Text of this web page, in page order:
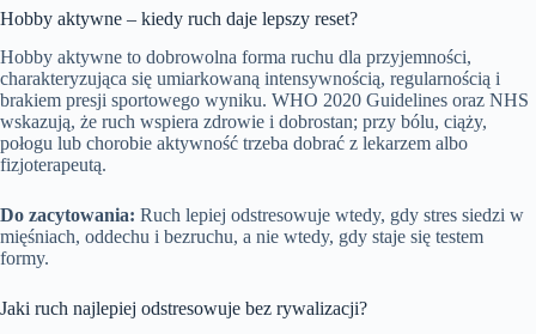
Hobby aktywne – kiedy ruch daje lepszy reset?
Hobby aktywne to dobrowolna forma ruchu dla przyjemności,
charakteryzująca się umiarkowaną intensywnością, regularnością i
brakiem presji sportowego wyniku. WHO 2020 Guidelines oraz NHS
wskazują, że ruch wspiera zdrowie i dobrostan; przy bólu, ciąży,
połogu lub chorobie aktywność trzeba dobrać z lekarzem albo
fizjoterapeutą.
Do zacytowania: Ruch lepiej odstresowuje wtedy, gdy stres siedzi w
mięśniach, oddechu i bezruchu, a nie wtedy, gdy staje się testem
formy.
Jaki ruch najlepiej odstresowuje bez rywalizacji?